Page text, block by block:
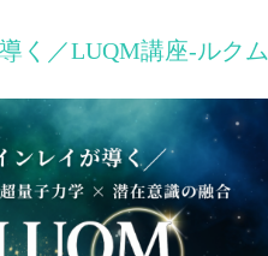
く／LUQM講座-ルクム